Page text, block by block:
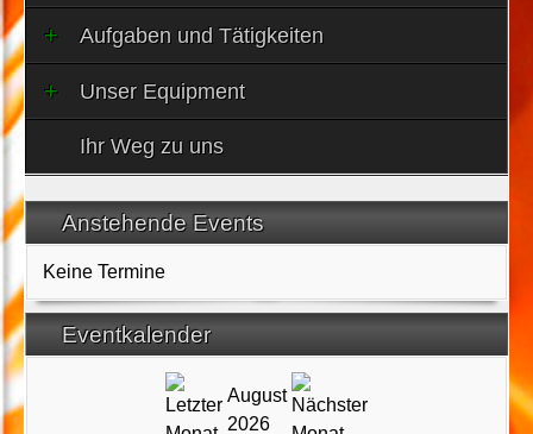
Aufgaben und Tätigkeiten
Unser Equipment
Ihr Weg zu uns
Anstehende Events
Keine Termine
Eventkalender
August
2026